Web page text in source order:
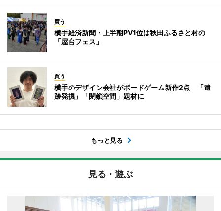
買う
横手経済新聞・上半期PV1位は秋田ふるさと村の
「屋台フェス」
買う
横手のデザイン会社がボードゲーム新作2点 「遺
跡発掘」「閉鎖空間」題材に
もっと見る
見る・遊ぶ